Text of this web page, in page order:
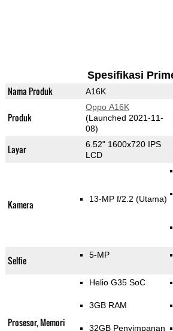
Spesifikasi
Nama Produk A16K
Produk
Oppo A16K
(Launched 2021-11-
08)
Layar
6.52" 1600x720 IPS
LCD
Kamera 13-MP f/2.2 (Utama)
Selfie 5-MP
Prosesor, Memori
Helio G35 SoC
3GB RAM
32GB Penyimpanan